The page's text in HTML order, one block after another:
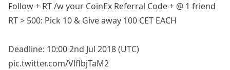
Follow + RT /w your CoinEx Referral Code + @ 1 friend
RT > 500: Pick 10 & Give away 100 CET EACH
Deadline: 10:00 2nd Jul 2018 (UTC)
pic.twitter.com/VlflbjTaM2